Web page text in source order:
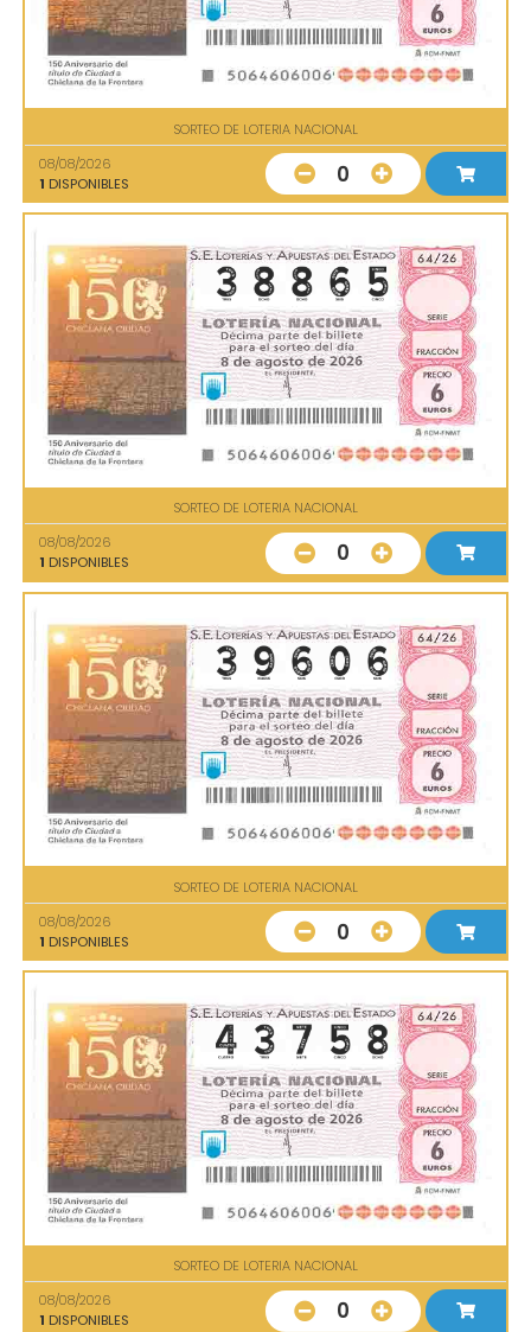
SORTEO DE LOTERIA NACIONAL
08/08/2026
1 DISPONIBLES 0
SORTEO DE LOTERIA NACIONAL
08/08/2026
1 DISPONIBLES 0
SORTEO DE LOTERIA NACIONAL
08/08/2026
1 DISPONIBLES 0
SORTEO DE LOTERIA NACIONAL
08/08/2026
1 DISPONIBLES 0